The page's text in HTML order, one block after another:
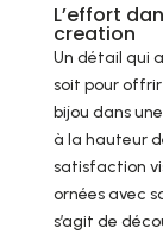
L’effort
creation
Un détail qui
soit pour
bijou dans
à la hauteur
satisfaction
ornées avec
s’agit de